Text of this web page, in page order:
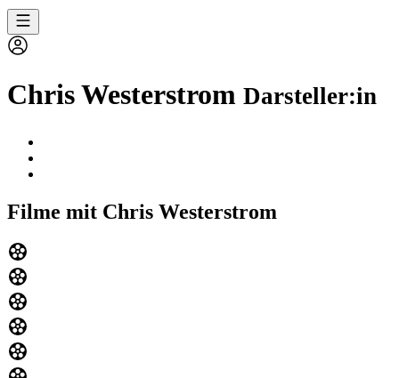
Chris Westerstrom Darsteller:in
Filme mit Chris Westerstrom